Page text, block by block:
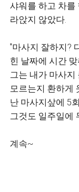
샤워를 하고 차를
라앉지 않았다.
"마사지 잘하지?
힌 날짜에 시간
그는 내가 마사
모르는지 환하게
난 마사지샆에 5
그것도 일주일에
계속~